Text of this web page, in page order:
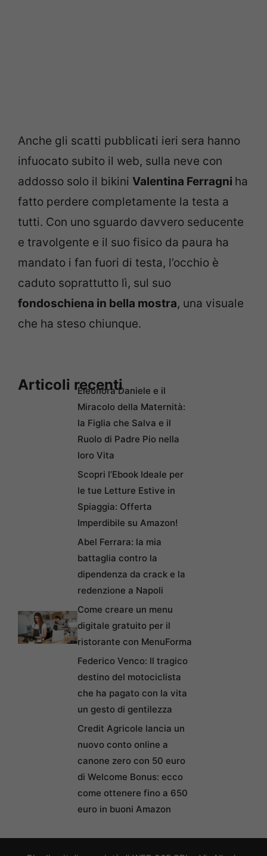
Anche gli scatti pubblicati ieri sera hanno
infuocato subito il web, sulla neve con
addosso solo il bikini Valentina Ferragni ha
fatto perdere completamente la testa a
tutti. Con uno sguardo davvero seducente
e travolgente e il suo fisico da paura ha
mandato i fan fuori di testa, l’occhio è
caduto soprattutto lì, sul suo
fondoschiena in bella mostra, una visuale
che ha steso chiunque.
Articoli recentiEleonora Daniele e il
Miracolo della Maternità:
la Figlia che Salva e il
Ruolo di Padre Pio nella
loro Vita
Scopri l’Ebook Ideale per
le tue Letture Estive in
Spiaggia: Offerta
Imperdibile su Amazon!
Abel Ferrara: la mia
battaglia contro la
dipendenza da crack e la
redenzione a Napoli
Come creare un menu
digitale gratuito per il
ristorante con MenuForma
Federico Venco: Il tragico
destino del motociclista
che ha pagato con la vita
un gesto di gentilezza
Credit Agricole lancia un
nuovo conto online a
canone zero con 50 euro
di Welcome Bonus: ecco
come ottenere fino a 650
euro in buoni Amazon